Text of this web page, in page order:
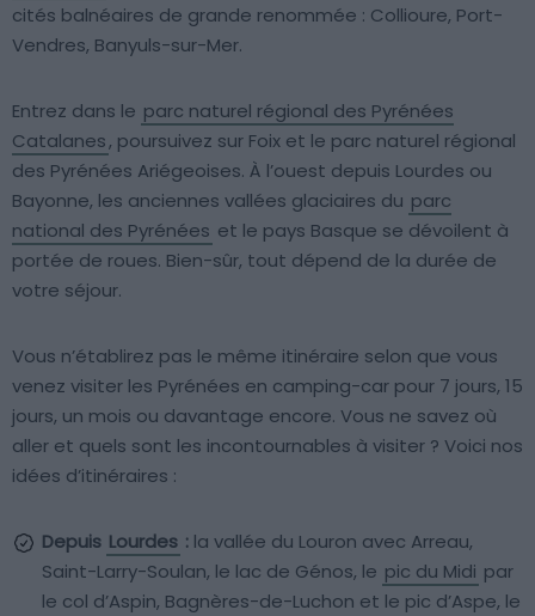
cités balnéaires de grande renommée : Collioure, Port-
Vendres, Banyuls-sur-Mer.
Entrez dans le parc naturel régional des Pyrénées
Catalanes, poursuivez sur Foix et le parc naturel régional
des Pyrénées Ariégeoises. À l’ouest depuis Lourdes ou
Bayonne, les anciennes vallées glaciaires du parc
national des Pyrénées et le pays Basque se dévoilent à
portée de roues. Bien-sûr, tout dépend de la durée de
votre séjour.
Vous n’établirez pas le même itinéraire selon que vous
venez visiter les Pyrénées en camping-car pour 7 jours, 15
jours, un mois ou davantage encore. Vous ne savez où
aller et quels sont les incontournables à visiter ? Voici nos
idées d’itinéraires :
Depuis Lourdes : la vallée du Louron avec Arreau,
Saint-Larry-Soulan, le lac de Génos, le pic du Midi par
le col d’Aspin, Bagnères-de-Luchon et le pic d’Aspe, le